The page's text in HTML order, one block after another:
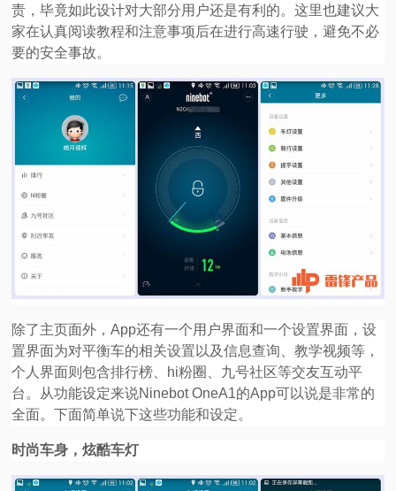
责，毕竟如此设计对大部分用户还是有利的。这里也建议大
家在认真阅读教程和注意事项后在进行高速行驶，避免不必
要的安全事故。
除了主页面外，App还有一个用户界面和一个设置界面，设
置界面为对平衡车的相关设置以及信息查询、教学视频等，
个人界面则包含排行榜、hi粉圈、九号社区等交友互动平
台。从功能设定来说Ninebot OneA1的App可以说是非常的
全面。下面简单说下这些功能和设定。
时尚车身，炫酷车灯